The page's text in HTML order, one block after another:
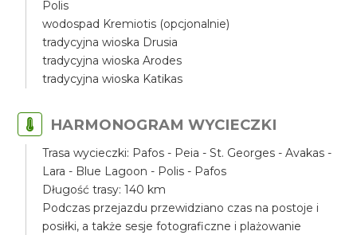
Polis
wodospad Kremiotis (opcjonalnie)
tradycyjna wioska Drusia
tradycyjna wioska Arodes
tradycyjna wioska Katikas
HARMONOGRAM WYCIECZKI
Trasa wycieczki: Pafos - Peia - St. Georges - Avakas -
Lara - Blue Lagoon - Polis - Pafos
Długość trasy: 140 km
Podczas przejazdu przewidziano czas na postoje i
posiłki, a także sesje fotograficzne i plażowanie